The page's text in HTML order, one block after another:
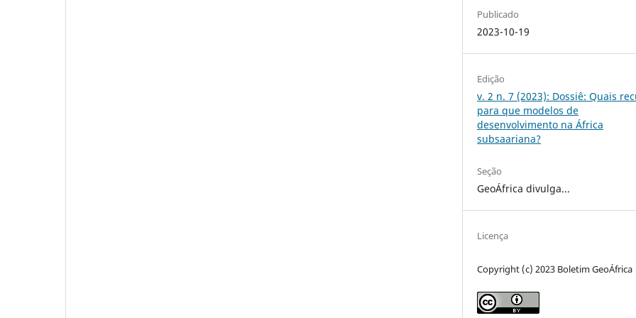
Publicado
2023-10-19
Edição
v. 2 n. 7 (2023): Dossiê: Quais
para que modelos de
desenvolvimento na África
subsaariana?
Seção
GeoÁfrica divulga...
Licença
Copyright (c) 2023 Boletim GeoÁfrica